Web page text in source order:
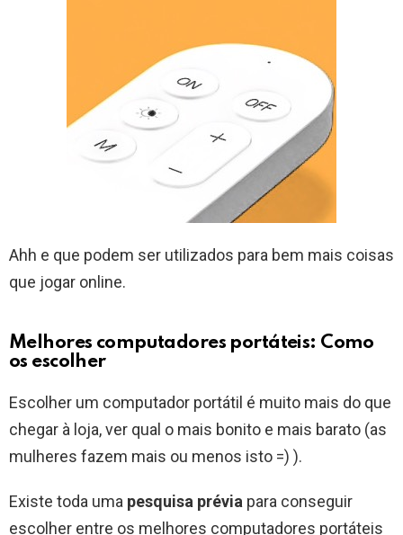
Ahh e que podem ser utilizados para bem mais coisas
que jogar online.
Melhores computadores portáteis: Como
os escolher
Escolher um computador portátil é muito mais do que
chegar à loja, ver qual o mais bonito e mais barato (as
mulheres fazem mais ou menos isto =) ).
Existe toda uma pesquisa prévia para conseguir
escolher entre os melhores computadores portáteis